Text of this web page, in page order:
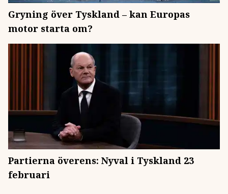
Gryning över Tyskland – kan Europas
motor starta om?
Partierna överens: Nyval i Tyskland 23
februari